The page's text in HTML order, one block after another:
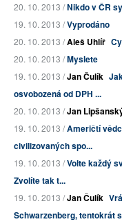
20. 10. 2013 /Nikdo v ČR
19. 10. 2013 /Vyprodáno
20. 10. 2013 /Aleš Uhlíř
20. 10. 2013 /Myslete
19. 10. 2013 /Jan Čulík
osvobozená od DPH ...
20. 10. 2013 /Jan
19. 10. 2013 /Američtí
civilizovaných spo...
19. 10. 2013 /Volte každý
Zvolíte tak t...
19. 10. 2013 /Jan Čulík
Schwarzenberg, tentokrát